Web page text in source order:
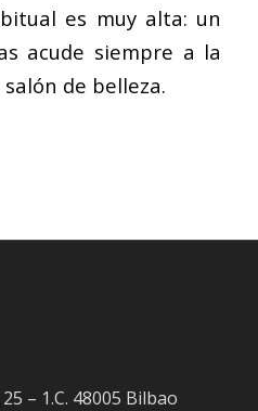
es muy alta: un
acude siempre a la
de belleza.
– 1.C. 48005 Bilbao